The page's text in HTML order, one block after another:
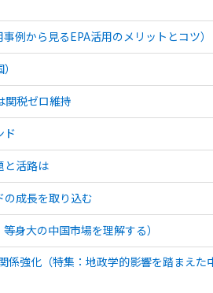
例から見るEPA活用のメリットとコツ）
関税ゼロ維持
ド
と活路は
成長を取り込む
身大の中国市場を理解する）
係強化（特集：地政学的影響を踏まえた